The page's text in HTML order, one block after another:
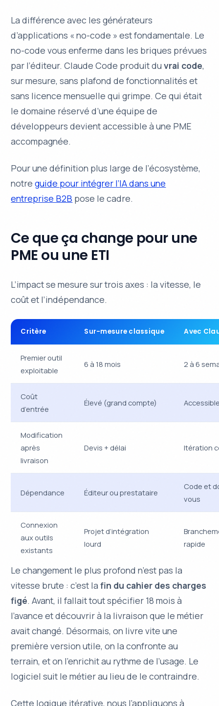
La différence avec les générateurs
d’applications « no-code » est fondamentale. Le
no-code vous enferme dans les briques prévues
par l’éditeur. Claude Code produit duvrai code,
sur mesure, sans plafond de fonctionnalités et
sans licence mensuelle qui grimpe. Ce qui était
le domaine réservé d’une équipe de
développeurs devient accessible à une PME
accompagnée.
Pour une définition plus large de l’écosystème,
notreguide pour intégrer l’IA dans une
entreprise B2B pose le cadre.
Ce que ça change pour une
PME ou une ETI
L’impact se mesure sur trois axes : la vitesse, le
coût et l’indépendance.
Critère Sur-mesure classique Avec
Premier outil
exploitable
6 à 18 mois 2 à 6
Coût
d’entrée
Élevé (grand compte)
Modification
après
livraison
Devis + délai Itération
Dépendance Éditeur ou prestataire
Code et
vous
Connexion
aux outils
existants
Projet d’intégration
lourd
rapide
Le changement le plus profond n’est pas la
vitesse brute : c’est lafin du cahier des charges
figé. Avant, il fallait tout spécifier 18 mois à
l’avance et découvrir à la livraison que le métier
avait changé. Désormais, on livre vite une
première version utile, on la confronte au
terrain, et on l’enrichit au rythme de l’usage. Le
logiciel suit le métier au lieu de le contraindre.
Cette logique itérative, nous l’appliquons à